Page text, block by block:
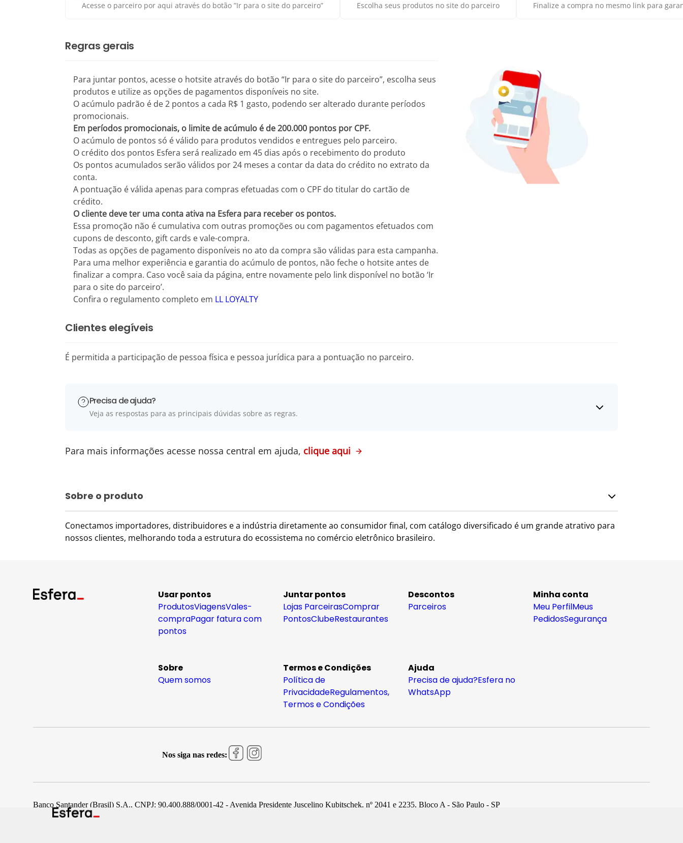
Acesse o parceiro por aqui através do botão ”Ir para o site do parceiro” Escolha seus produtos no site do parceiro Finalize a compra no mesmo link para
Regras gerais
Para juntar pontos, acesse o hotsite através do botão “Ir para o site do parceiro”, escolha seus
produtos e utilize as opções de pagamentos disponíveis no site.
O acúmulo padrão é de 2 pontos a cada R$ 1 gasto, podendo ser alterado durante períodos
promocionais.
Em períodos promocionais, o limite de acúmulo é de 200.000 pontos por CPF.
O acúmulo de pontos só é válido para produtos vendidos e entregues pelo parceiro.
O crédito dos pontos Esfera será realizado em 45 dias após o recebimento do produto
Os pontos acumulados serão válidos por 24 meses a contar da data do crédito no extrato da
conta.
A pontuação é válida apenas para compras efetuadas com o CPF do titular do cartão de
crédito.
O cliente deve ter uma conta ativa na Esfera para receber os pontos.
Essa promoção não é cumulativa com outras promoções ou com pagamentos efetuados com
cupons de desconto, gift cards e vale-compra.
Todas as opções de pagamento disponíveis no ato da compra são válidas para esta campanha.
Para uma melhor experiência e garantia do acúmulo de pontos, não feche o hotsite antes de
finalizar a compra. Caso você saia da página, entre novamente pelo link disponível no botão ‘Ir
para o site do parceiro’.
Confira o regulamento completo em LL LOYALTY
Clientes elegíveis
É permitida a participação de pessoa física e pessoa jurídica para a pontuação no parceiro.
Precisa de ajuda?
Veja as respostas para as principais dúvidas sobre as regras.
Para mais informações acesse nossa central em ajuda, clique aqui
Sobre o produto
Conectamos importadores, distribuidores e a indústria diretamente ao consumidor final, com catálogo diversificado é um grande atrativo para
nossos clientes, melhorando toda a estrutura do ecossistema no comércio eletrônico brasileiro.
Usar pontos
ProdutosViagensVales-
compraPagar fatura com
pontos
Juntar pontos
Lojas ParceirasComprar
PontosClubeRestaurantes
Descontos
Parceiros
Minha conta
Meu PerfilMeus
PedidosSegurança
Sobre
Quem somos
Termos e Condições
Política de
PrivacidadeRegulamentos,
Termos e Condições
Ajuda
Precisa de ajuda?Esfera no
WhatsApp
Nos siga nas redes:
Banco Santander (Brasil) S.A., CNPJ: 90.400.888/0001-42 - Avenida Presidente Juscelino Kubitschek, nº 2041 e 2235, Bloco A - São Paulo - SP